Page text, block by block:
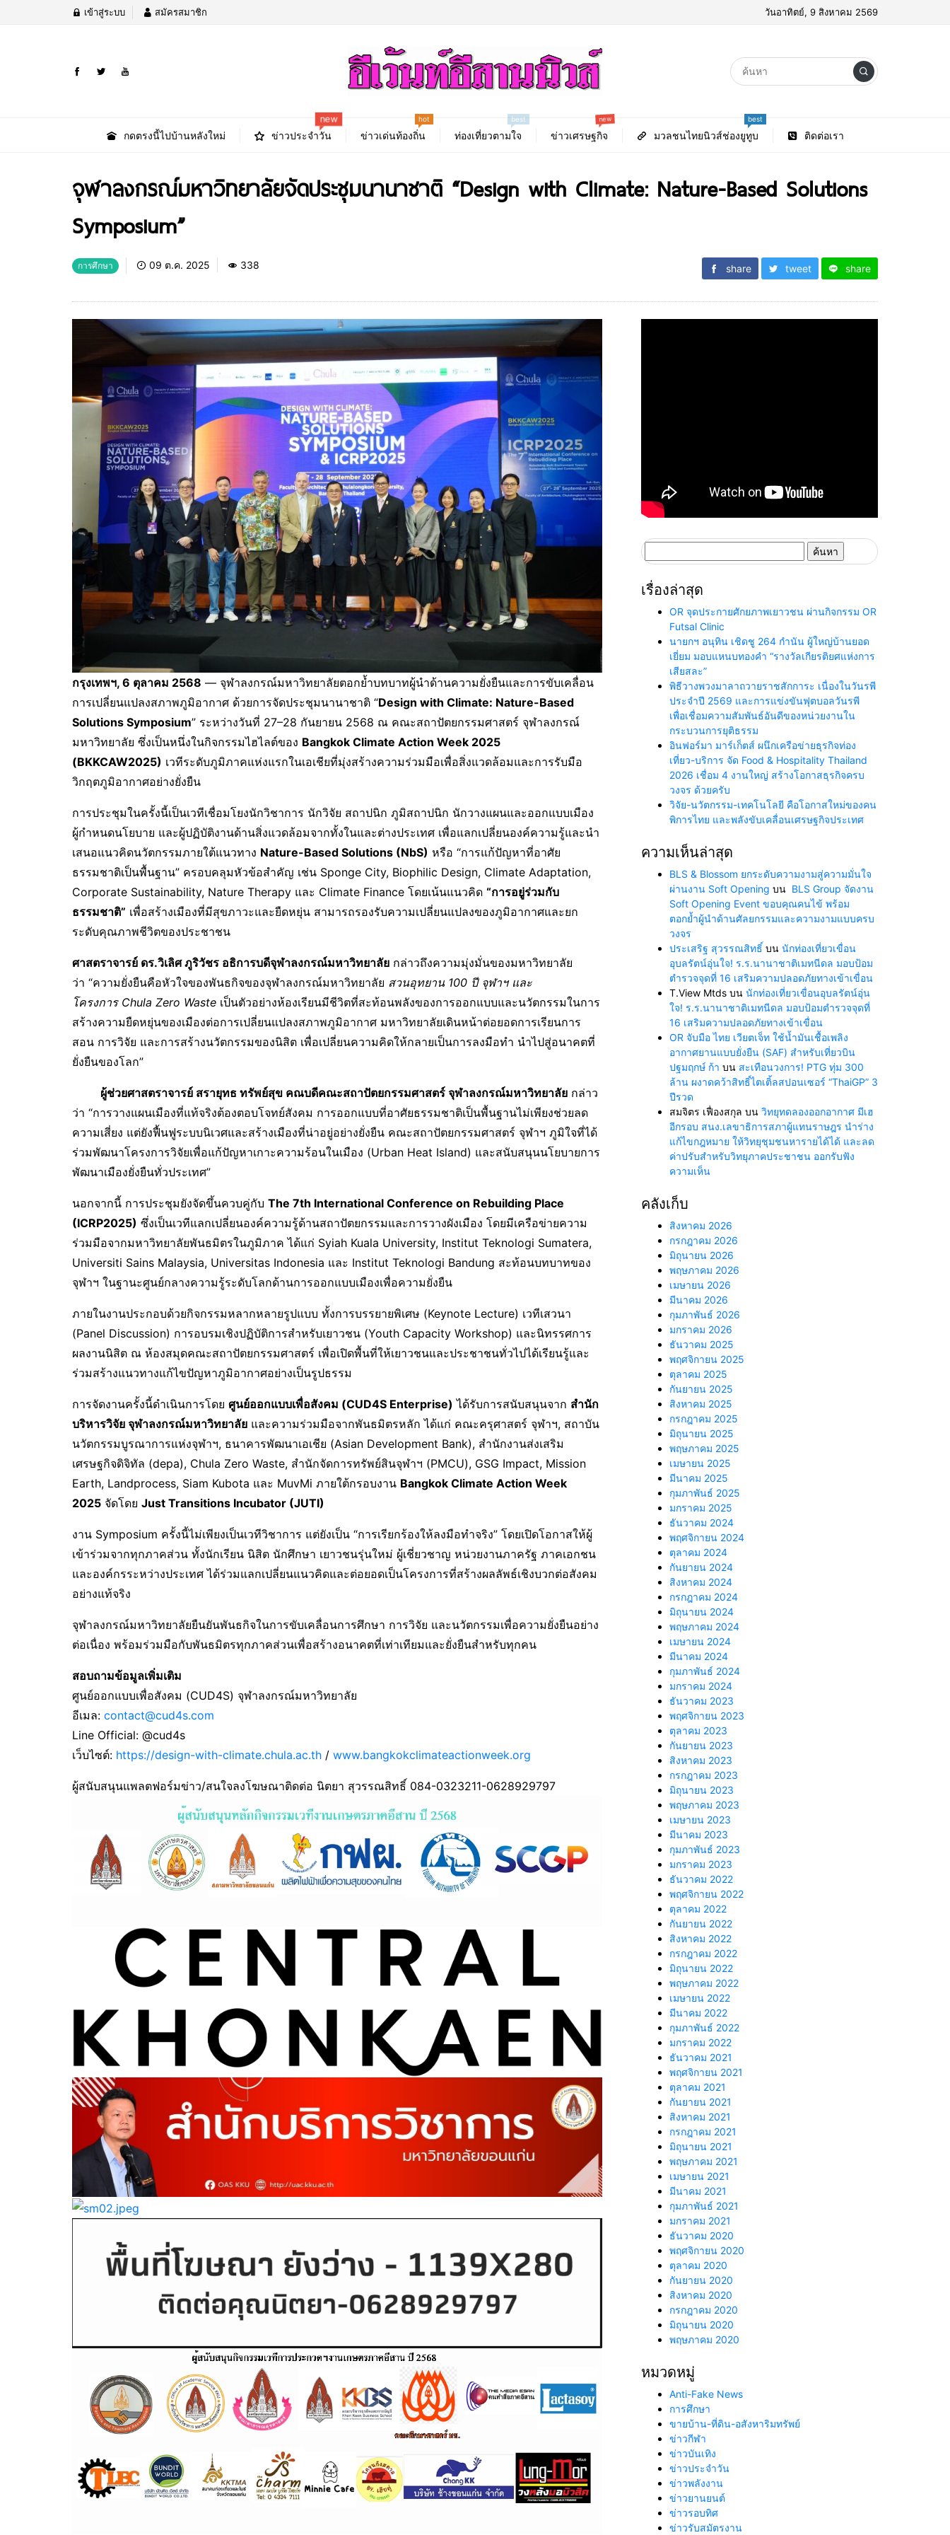
เข้าสู่ระบบ สมัครสมาชิก วันอาทิตย์, 9 สิงหาคม 2569
กดตรงนี้ไปบ้านหลังใหม่ ข่าวประจำวัน
new
ข่าวเด่นท้องถิ่น ท่องเที่ยวตามใจ
best
ข่าวเศรษฐกิจ
new
มวลชนไทยนิวส์ช่องยูทูบ ติดต่อเรา
จุฬาลงกรณ์มหาวิทยาลัยจัดประชุมนานาชาติ “Design with Climate: Nature-Based Solutions
Symposium”
การศึกษา 09 ต.ค. 2025 338 share tweet share
กรุงเทพฯ, 6 ตุลาคม 2568 — จุฬาลงกรณ์มหาวิทยาลัยตอกย้ำบทบาทผู้นำด้านความยั่งยืนและการขับเคลื่อน
การเปลี่ยนแปลงสภาพภูมิอากาศ ด้วยการจัดประชุมนานาชาติ “Design with Climate: Nature-Based
Solutions Symposium” ระหว่างวันที่ 27–28 กันยายน 2568 ณ คณะสถาปัตยกรรมศาสตร์ จุฬาลงกรณ์
มหาวิทยาลัย ซึ่งเป็นหนึ่งในกิจกรรมไฮไลต์ของ Bangkok Climate Action Week 2025
(BKKCAW2025) เวทีระดับภูมิภาคแห่งแรกในเอเชียที่มุ่งสร้างความร่วมมือเพื่อสิ่งแวดล้อมและการรับมือ
วิกฤตภูมิอากาศอย่างยั่งยืน
การประชุมในครั้งนี้เป็นเวทีเชื่อมโยงนักวิชาการ นักวิจัย สถาปนิก ภูมิสถาปนิก นักวางแผนและออกแบบเมือง
ผู้กำหนดนโยบาย และผู้ปฏิบัติงานด้านสิ่งแวดล้อมจากทั้งในและต่างประเทศ เพื่อแลกเปลี่ยนองค์ความรู้และนำ
เสนอแนวคิดนวัตกรรมภายใต้แนวทาง Nature-Based Solutions (NbS) หรือ “การแก้ปัญหาที่อาศัย
ธรรมชาติเป็นพื้นฐาน” ครอบคลุมหัวข้อสำคัญ เช่น Sponge City, Biophilic Design, Climate Adaptation,
Corporate Sustainability, Nature Therapy และ Climate Finance โดยเน้นแนวคิด “การอยู่ร่วมกับ
ธรรมชาติ” เพื่อสร้างเมืองที่มีสุขภาวะและยืดหยุ่น สามารถรองรับความเปลี่ยนแปลงของภูมิอากาศและยก
ระดับคุณภาพชีวิตของประชาชน
ศาสตราจารย์ ดร.วิเลิศ ภูริวัชร อธิการบดีจุฬาลงกรณ์มหาวิทยาลัย กล่าวถึงความมุ่งมั่นของมหาวิทยาลัย
ว่า “ความยั่งยืนคือหัวใจของพันธกิจของจุฬาลงกรณ์มหาวิทยาลัย สวนอุทยาน 100 ปี จุฬาฯ และ
โครงการ Chula Zero Waste เป็นตัวอย่างห้องเรียนมีชีวิตที่สะท้อนพลังของการออกแบบและนวัตกรรมในการ
สร้างความยืดหยุ่นของเมืองต่อการเปลี่ยนแปลงสภาพภูมิอากาศ มหาวิทยาลัยเดินหน้าต่อยอดการเรียนการ
สอน การวิจัย และการสร้างนวัตกรรมของนิสิต เพื่อเปลี่ยนความคิดให้กลายเป็นการลงมือทำ นำไปสู่อนาคตที่
ยั่งยืนของโลก”
ผู้ช่วยศาสตราจารย์ สรายุทธ ทรัพย์สุข คณบดีคณะสถาปัตยกรรมศาสตร์ จุฬาลงกรณ์มหาวิทยาลัย กล่าว
ว่า “การวางแผนเมืองที่แท้จริงต้องตอบโจทย์สังคม การออกแบบที่อาศัยธรรมชาติเป็นพื้นฐานไม่เพียงช่วยลด
ความเสี่ยง แต่ยังฟื้นฟูระบบนิเวศและสร้างเมืองที่น่าอยู่อย่างยั่งยืน คณะสถาปัตยกรรมศาสตร์ จุฬาฯ ภูมิใจที่ได้
ร่วมพัฒนาโครงการวิจัยเพื่อแก้ปัญหาเกาะความร้อนในเมือง (Urban Heat Island) และสนับสนุนนโยบายการ
พัฒนาเมืองยั่งยืนทั่วประเทศ”
นอกจากนี้ การประชุมยังจัดขึ้นควบคู่กับ The 7th International Conference on Rebuilding Place
(ICRP2025) ซึ่งเป็นเวทีแลกเปลี่ยนองค์ความรู้ด้านสถาปัตยกรรมและการวางผังเมือง โดยมีเครือข่ายความ
ร่วมมือจากมหาวิทยาลัยพันธมิตรในภูมิภาค ได้แก่ Syiah Kuala University, Institut Teknologi Sumatera,
Universiti Sains Malaysia, Universitas Indonesia และ Institut Teknologi Bandung สะท้อนบทบาทของ
จุฬาฯ ในฐานะศูนย์กลางความรู้ระดับโลกด้านการออกแบบเมืองเพื่อความยั่งยืน
ภายในงานประกอบด้วยกิจกรรมหลากหลายรูปแบบ ทั้งการบรรยายพิเศษ (Keynote Lecture) เวทีเสวนา
(Panel Discussion) การอบรมเชิงปฏิบัติการสำหรับเยาวชน (Youth Capacity Workshop) และนิทรรศการ
ผลงานนิสิต ณ ห้องสมุดคณะสถาปัตยกรรมศาสตร์ เพื่อเปิดพื้นที่ให้เยาวชนและประชาชนทั่วไปได้เรียนรู้และ
ร่วมสร้างแนวทางแก้ไขปัญหาภูมิอากาศอย่างเป็นรูปธรรม
การจัดงานครั้งนี้ดำเนินการโดย ศูนย์ออกแบบเพื่อสังคม (CUD4S Enterprise) ได้รับการสนับสนุนจาก สำนัก
บริหารวิจัย จุฬาลงกรณ์มหาวิทยาลัย และความร่วมมือจากพันธมิตรหลัก ได้แก่ คณะครุศาสตร์ จุฬาฯ, สถาบัน
นวัตกรรมบูรณาการแห่งจุฬาฯ, ธนาคารพัฒนาเอเชีย (Asian Development Bank), สำนักงานส่งเสริม
เศรษฐกิจดิจิทัล (depa), Chula Zero Waste, สำนักจัดการทรัพย์สินจุฬาฯ (PMCU), GSG Impact, Mission
Earth, Landprocess, Siam Kubota และ MuvMi ภายใต้กรอบงาน Bangkok Climate Action Week
2025 จัดโดย Just Transitions Incubator (JUTI)
งาน Symposium ครั้งนี้ไม่เพียงเป็นเวทีวิชาการ แต่ยังเป็น “การเรียกร้องให้ลงมือทำจริง” โดยเปิดโอกาสให้ผู้
เข้าร่วมจากทุกภาคส่วน ทั้งนักเรียน นิสิต นักศึกษา เยาวชนรุ่นใหม่ ผู้เชี่ยวชาญ หน่วยงานภาครัฐ ภาคเอกชน
และองค์กรระหว่างประเทศ ได้ร่วมแลกเปลี่ยนแนวคิดและต่อยอดเป็นโครงการที่สร้างผลลัพธ์เชิงบวกต่อสังคม
อย่างแท้จริง
จุฬาลงกรณ์มหาวิทยาลัยยืนยันพันธกิจในการขับเคลื่อนการศึกษา การวิจัย และนวัตกรรมเพื่อความยั่งยืนอย่าง
ต่อเนื่อง พร้อมร่วมมือกับพันธมิตรทุกภาคส่วนเพื่อสร้างอนาคตที่เท่าเทียมและยั่งยืนสำหรับทุกคน
สอบถามข้อมูลเพิ่มเติม
ศูนย์ออกแบบเพื่อสังคม (CUD4S) จุฬาลงกรณ์มหาวิทยาลัย
อีเมล: contact@cud4s.com
Line Official: @cud4s
เว็บไซต์: https://design-with-climate.chula.ac.th / www.bangkokclimateactionweek.org
ผู้สนับสนุนแพลตฟอร์มข่าว/สนใจลงโฆษณาติดต่อ นิตยา สุวรรณสิทธิ์ 084-0323211-0628929797
สำหรับ:
เรื่องล่าสุด
OR จุดประกายศักยภาพเยาวชน ผ่านกิจกรรม OR
Futsal Clinic
นายกฯ อนุทิน เชิดชู 264 กำนัน ผู้ใหญ่บ้านยอด
เยี่ยม มอบแหนบทองคำ “รางวัลเกียรติยศแห่งการ
เสียสละ”
พิธีวางพวงมาลาถวายราชสักการะ เนื่องในวันรพี
ประจำปี 2569 และการแข่งขันฟุตบอลวันรพี
เพื่อเชื่อมความสัมพันธ์อันดีของหน่วยงานใน
กระบวนการยุติธรรม
อินฟอร์มา มาร์เก็ตส์ ผนึกเครือข่ายธุรกิจท่อง
เที่ยว-บริการ จัด Food & Hospitality Thailand
2026 เชื่อม 4 งานใหญ่ สร้างโอกาสธุรกิจครบ
วงจร ด้วยครับ
วิจัย-นวัตกรรม-เทคโนโลยี คือโอกาสใหม่ของคน
พิการไทย และพลังขับเคลื่อนเศรษฐกิจประเทศ
ความเห็นล่าสุด
BLS & Blossom ยกระดับความงามสู่ความมั่นใจ
ผ่านงาน Soft Opening บน BLS Group จัดงาน
Soft Opening Event ขอบคุณคนไข้ พร้อม
ตอกย้ำผู้นำด้านศัลยกรรมและความงามแบบครบ
วงจร
ประเสริฐ สุวรรณสิทธิ์ บน นักท่องเที่ยวเขื่อน
อุบลรัตน์อุ่นใจ! ร.ร.นานาชาติเมทนีดล มอบป้อม
ตำรวจจุดที่ 16 เสริมความปลอดภัยทางเข้าเขื่อน
T.View Mtds บน นักท่องเที่ยวเขื่อนอุบลรัตน์อุ่น
ใจ! ร.ร.นานาชาติเมทนีดล มอบป้อมตำรวจจุดที่
16 เสริมความปลอดภัยทางเข้าเขื่อน
OR จับมือ ไทย เวียตเจ็ท ใช้น้ำมันเชื้อเพลิง
อากาศยานแบบยั่งยืน (SAF) สำหรับเที่ยวบิน
ปฐมฤกษ์ ก้า บน สะเทือนวงการ! PTG ทุ่ม 300
ล้าน ผงาดคว้าสิทธิ์ไตเติ้ลสปอนเซอร์ “ThaiGP” 3
ปีรวด
สมจิตร เฟื่องสกุล บน วิทยุทดลองออกอากาศ มีเฮ
อีกรอบ สนง.เลขาธิการสภาผู้แทนราษฎร นำร่าง
แก้ไขกฎหมาย ให้วิทยุชุมชนหารายได้ได้ และลด
ค่าปรับสำหรับวิทยุภาคประชาชน ออกรับฟัง
ความเห็น
คลังเก็บ
สิงหาคม 2026
กรกฎาคม 2026
มิถุนายน 2026
พฤษภาคม 2026
เมษายน 2026
มีนาคม 2026
กุมภาพันธ์ 2026
มกราคม 2026
ธันวาคม 2025
พฤศจิกายน 2025
ตุลาคม 2025
กันยายน 2025
สิงหาคม 2025
กรกฎาคม 2025
มิถุนายน 2025
พฤษภาคม 2025
เมษายน 2025
มีนาคม 2025
กุมภาพันธ์ 2025
มกราคม 2025
ธันวาคม 2024
พฤศจิกายน 2024
ตุลาคม 2024
กันยายน 2024
สิงหาคม 2024
กรกฎาคม 2024
มิถุนายน 2024
พฤษภาคม 2024
เมษายน 2024
มีนาคม 2024
กุมภาพันธ์ 2024
มกราคม 2024
ธันวาคม 2023
พฤศจิกายน 2023
ตุลาคม 2023
กันยายน 2023
สิงหาคม 2023
กรกฎาคม 2023
มิถุนายน 2023
พฤษภาคม 2023
เมษายน 2023
มีนาคม 2023
กุมภาพันธ์ 2023
มกราคม 2023
ธันวาคม 2022
พฤศจิกายน 2022
ตุลาคม 2022
กันยายน 2022
สิงหาคม 2022
กรกฎาคม 2022
มิถุนายน 2022
พฤษภาคม 2022
เมษายน 2022
มีนาคม 2022
กุมภาพันธ์ 2022
มกราคม 2022
ธันวาคม 2021
พฤศจิกายน 2021
ตุลาคม 2021
กันยายน 2021
สิงหาคม 2021
กรกฎาคม 2021
มิถุนายน 2021
พฤษภาคม 2021
เมษายน 2021
มีนาคม 2021
กุมภาพันธ์ 2021
มกราคม 2021
ธันวาคม 2020
พฤศจิกายน 2020
ตุลาคม 2020
กันยายน 2020
สิงหาคม 2020
กรกฎาคม 2020
มิถุนายน 2020
พฤษภาคม 2020
หมวดหมู่
Anti-Fake News
การศึกษา
ขายบ้าน-ที่ดิน-อสังหาริมทรัพย์
ข่าวกีฬา
ข่าวบันเทิง
ข่าวประจำวัน
ข่าวพลังงาน
ข่าวยานยนต์
ข่าวรอบทิศ
ข่าวรับสมัตรงาน